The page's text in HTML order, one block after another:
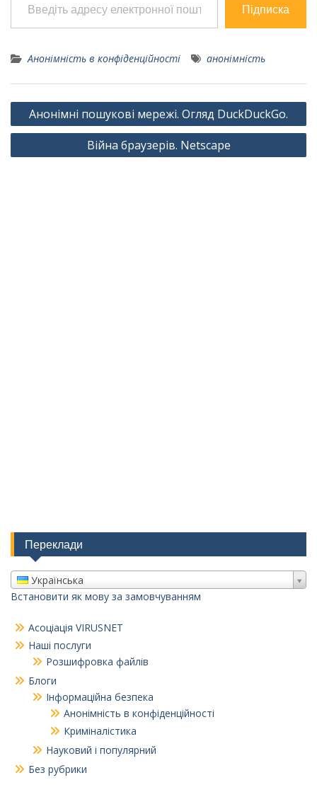
Підписка
Анонімність в конфіденційності анонімність
Навігація
записів
Анонімні пошукові мережі. Огляд DuckDuckGo.
Війна браузерів. Netscape
Переклади
Українська
Встановити як мову за замовчуванням
Асоціація VIRUSNET
Наші послуги
Розшифровка файлів
Блоги
Інформаційна безпека
Анонімність в конфіденційності
Криміналістика
Науковий і популярний
Без рубрики